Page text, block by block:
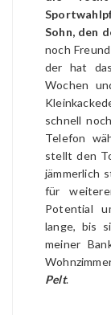
Sohn, den
noch
der hat
Wochen
schnell
Telefon
stellt den
jämmerlich
für
Potential
lange, bis
meiner
Pelt.